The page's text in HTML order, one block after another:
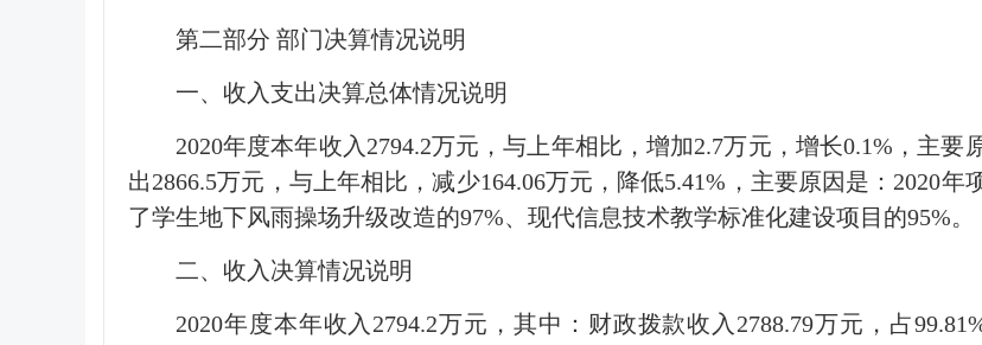
第二部分 部门决算情况说明
一、收入支出决算总体情况说明
2020年度本年收入2794.2万元，与上年相比，增加2.7万元，增长0.1%，主
出2866.5万元，与上年相比，减少164.06万元，降低5.41%，主要原因是：2020
了学生地下风雨操场升级改造的97%、现代信息技术教学标准化建设项目的95%。
二、收入决算情况说明
2020年度本年收入2794.2万元，其中：财政拨款收入2788.79万元，占